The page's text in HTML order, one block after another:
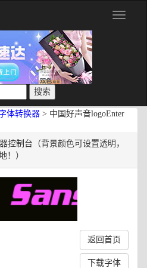
分
体转换器 > 中国好声音logoEnter
控制台（背景颜色可设置透明，
！）
返回首页
下载字体